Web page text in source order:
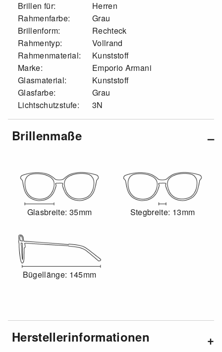
Brillen für:
Herren
Rahmenfarbe:
Grau
Brillenform:
Rechteck
Rahmentyp:
Vollrand
Rahmenmaterial:
Kunststoff
Marke:
Emporio Armani
Glasmaterial:
Kunststoff
Glasfarbe:
Grau
Lichtschutzstufe:
3N
Brillenmaße
Glasbreite: 35mm Stegbreite: 13mm
Bügellänge: 145mm
Herstellerinformationen